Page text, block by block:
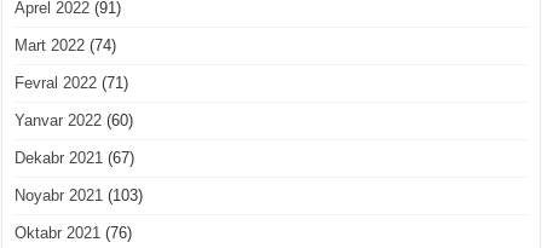
Aprel 2022 (91)
Mart 2022 (74)
Fevral 2022 (71)
Yanvar 2022 (60)
Dekabr 2021 (67)
Noyabr 2021 (103)
Oktabr 2021 (76)